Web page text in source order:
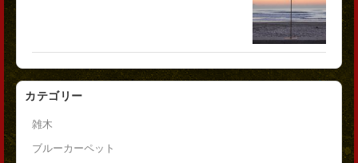
カテゴリー
雑木
ブルーカーペット